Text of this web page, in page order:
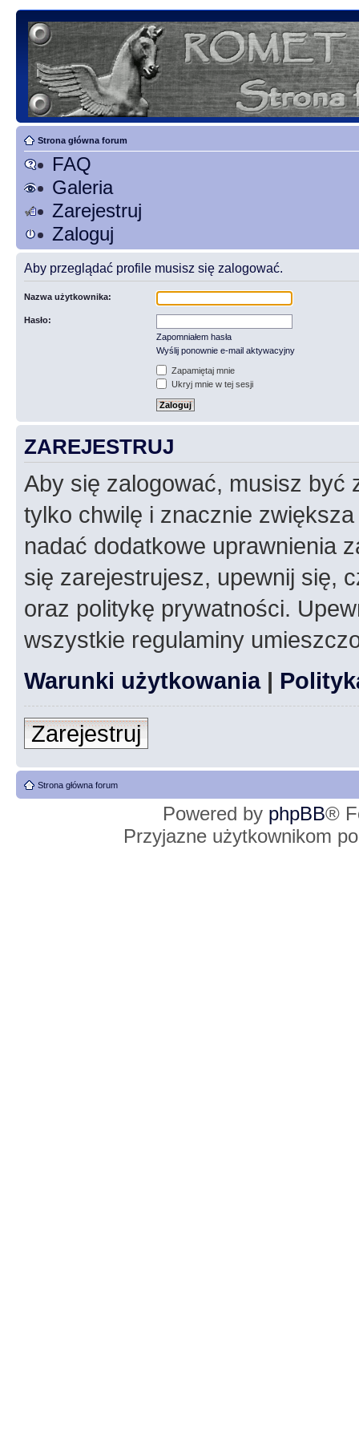
Strona główna forum
FAQ
Galeria
Zarejestruj
Zaloguj
Aby przeglądać profile musisz się zalogować.
Nazwa użytkownika:
Hasło:
Zapomniałem hasła
Wyślij ponownie e-mail aktywacyjny
Zapamiętaj mnie
Ukryj mnie w tej sesji
ZAREJESTRUJ
Aby się zalogować, musisz być
tylko chwilę i znacznie
nadać dodatkowe uprawnienia
się zarejestrujesz, upewnij się,
oraz politykę prywatności.
wszystkie regulaminy
Warunki użytkowania|
Zarejestruj
Strona główna forum
Powered by phpBB®
Przyjazne użytkownikom